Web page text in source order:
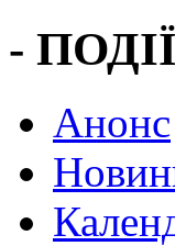
-
Анонс